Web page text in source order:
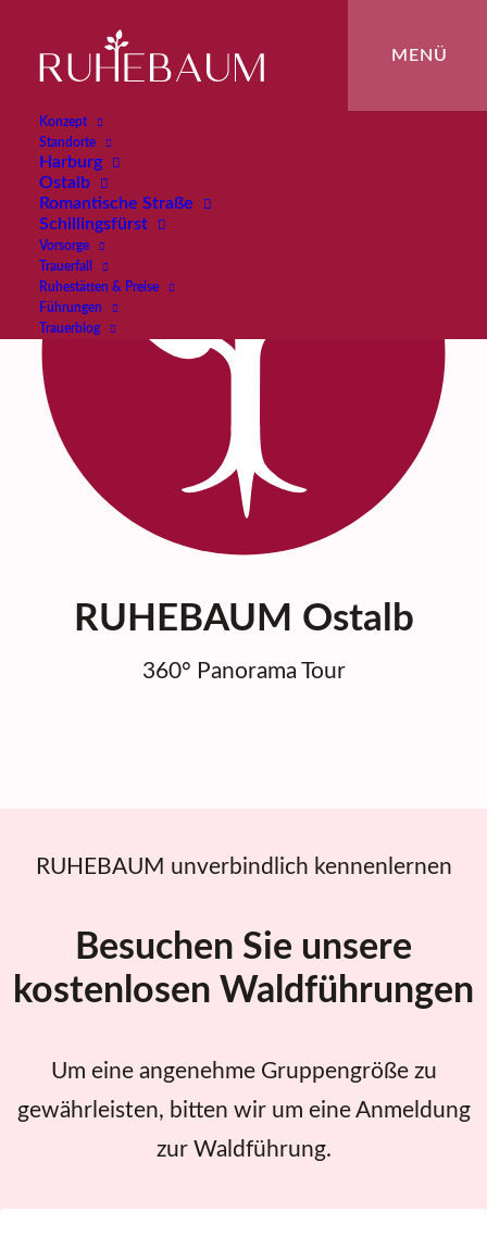
Konzept
Standorte
Harburg
Ostalb
Romantische Straße
Schillingsfürst
Vorsorge
Trauerfall
Ruhestätten & Preise
Führungen
Trauerblog
RUHEBAUM Ostalb
360° Panorama Tour
RUHEBAUM unverbindlich kennenlernen
Besuchen Sie unsere
kostenlosen Waldführungen
Um eine angenehme Gruppengröße zu
gewährleisten, bitten wir um eine Anmeldung
zur Waldführung.